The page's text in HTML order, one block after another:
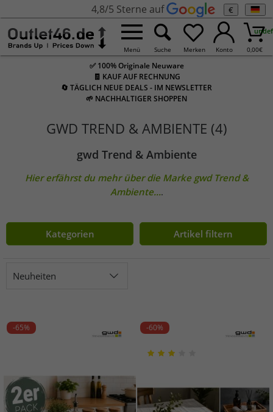
4,8/5 Sterne auf €
Menü Suche Merken Konto 0,00€
✅ 100% Originale Neuware
🧾 KAUF AUF RECHNUNG
🔄 TÄGLICH NEUE DEALS - IM NEWSLETTER
🌱 NACHHALTIGER SHOPPEN
GWD TREND & AMBIENTE (4)
gwd Trend & Ambiente
Hier erfährst du mehr über die Marke gwd Trend &
Ambiente....
Kategorien Artikel filtern
Neuheiten
-65% -60%